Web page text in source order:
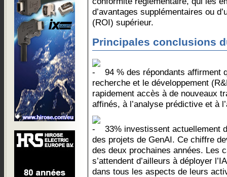
d’avantages supplémentaires ou
(ROI) supérieur.
Principales conclusions
94 % des répondants affirment
recherche et le développement
rapidement accès à de nouveaux
affinés, à l’analyse prédictive et à
33% investissent actuellement
des projets de GenAI. Ce chiffre
des deux prochaines années. Les
s’attendent d’ailleurs à déployer
dans tous les aspects de leurs